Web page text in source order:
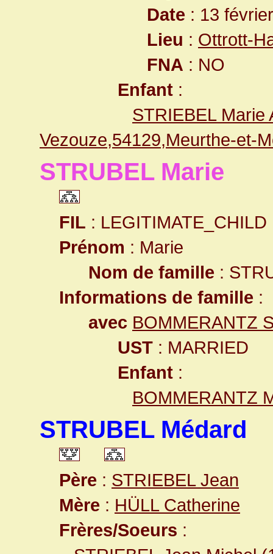
Date : 13
Lieu : Ottrott-
FNA : NO
Enfant :
STRIEBEL Marie
Vezouze,54129,Meurthe-et-
STRUBEL Marie
FIL : LEGITIMATE_CHILD
Prénom : Marie
Nom de famille :
Informations de famille :
avec BOMMERANTZ
UST : MARRIED
Enfant :
BOMMERANTZ
STRUBEL Médard
Père : STRIEBEL Jean
Mère : HÜLL Catherine
Frères/Soeurs :